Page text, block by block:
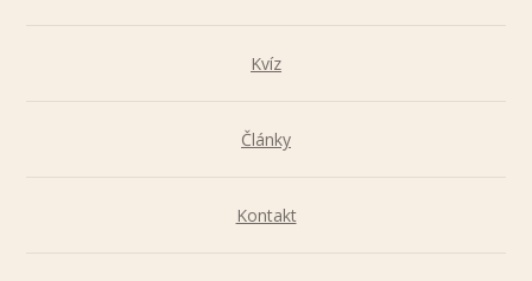
Kvíz
Články
Kontakt